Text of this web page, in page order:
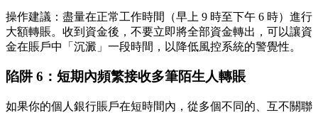
操作建議 ：盡量在正常工作時間（早上 9 時至下午 6 時）進行
大額轉賬。收到資金後，不要立即將全部資金轉出，可以讓資
金在賬戶中「沉澱」一段時間，以降低風控系統的警覺性。
陷阱 6：短期內頻繁接收多筆陌生人轉賬
如果你的個人銀行賬戶在短時間內，從多個不同的、互不關聯